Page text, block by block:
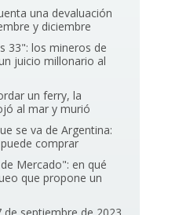
una devaluación
y diciembre
33": los mineros de
juicio millonario al
un ferry, la
al mar y murió
se va de Argentina:
comprar
Mercado": en qué
que propone un